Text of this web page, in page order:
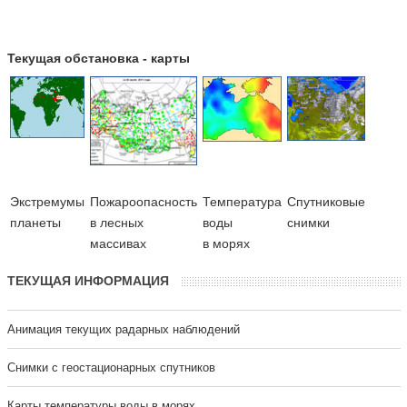
Текущая обстановка - карты
Экстремумы
планеты
Пожароопасность
в лесных
массивах
Температура
воды
в морях
Cпутниковые
снимки
ТЕКУЩАЯ ИНФОРМАЦИЯ
Анимация текущих радарных наблюдений
Cнимки с геостационарных спутников